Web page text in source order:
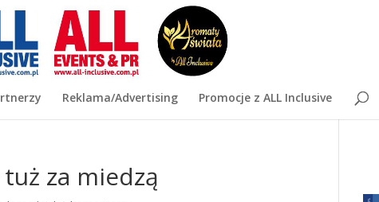
Reklama/Advertising Promocje z ALL Inclusive
za miedzą